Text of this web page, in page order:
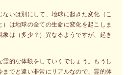
いは別にして、地球に起きた変化（こ
）は地球の全ての生命に変化を起こしま
は（多少？）異なるようですが、起き
霊的な体験をしていくでしょう。もうし
までと違い非常にリアルなので、霊的体